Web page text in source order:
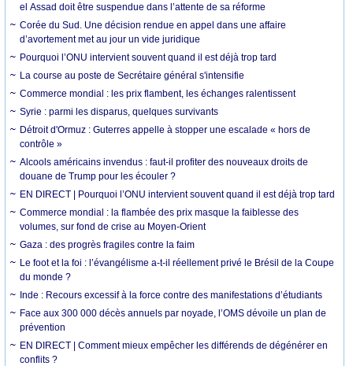
el Assad doit être suspendue dans l’attente de sa réforme
Corée du Sud. Une décision rendue en appel dans une affaire
d’avortement met au jour un vide juridique
Pourquoi l’ONU intervient souvent quand il est déjà trop tard
La course au poste de Secrétaire général s'intensifie
Commerce mondial : les prix flambent, les échanges ralentissent
Syrie : parmi les disparus, quelques survivants
Détroit d'Ormuz : Guterres appelle à stopper une escalade « hors de
contrôle »
Alcools américains invendus : faut-il profiter des nouveaux droits de
douane de Trump pour les écouler ?
EN DIRECT | Pourquoi l’ONU intervient souvent quand il est déjà trop tard
Commerce mondial : la flambée des prix masque la faiblesse des
volumes, sur fond de crise au Moyen-Orient
Gaza : des progrès fragiles contre la faim
Le foot et la foi : l’évangélisme a-t-il réellement privé le Brésil de la Coupe
du monde ?
Inde : Recours excessif à la force contre des manifestations d’étudiants
Face aux 300 000 décès annuels par noyade, l’OMS dévoile un plan de
prévention
EN DIRECT | Comment mieux empêcher les différends de dégénérer en
conflits ?